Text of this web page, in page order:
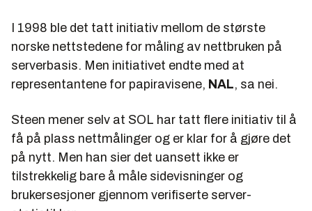
I 1998 ble det tatt initiativ mellom de største
norske nettstedene for måling av nettbruken på
serverbasis. Men initiativet endte med at
representantene for papiravisene, NAL, sa nei.
Steen mener selv at SOL har tatt flere initiativ til å
få på plass nettmålinger og er klar for å gjøre det
på nytt. Men han sier det uansett ikke er
tilstrekkelig bare å måle sidevisninger og
brukersesjoner gjennom verifiserte server-